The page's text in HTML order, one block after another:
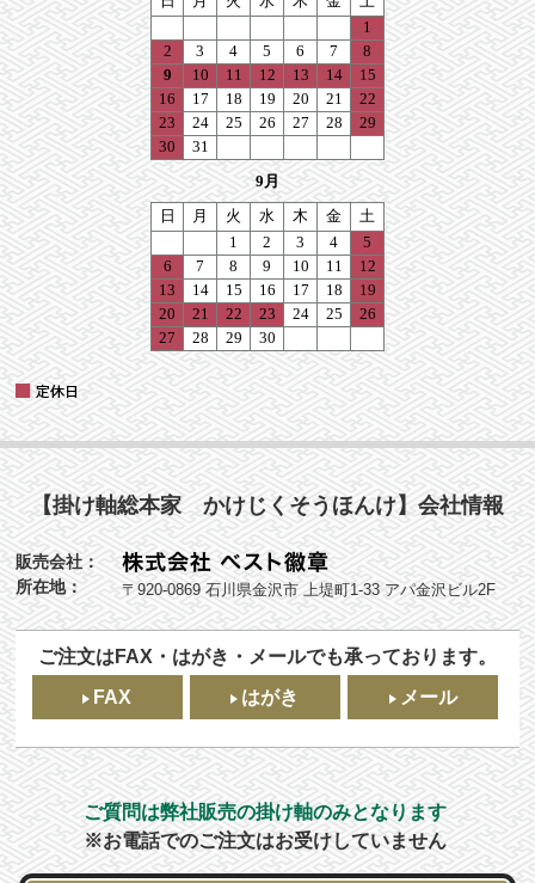
【掛け軸総本家 かけじくそうほんけ】会社情報
販売会社：
所在地：
〒920-0869 石川県金沢市 上堤町1-33 アパ金沢ビル2F
ご注文はFAX・はがき・メールでも承っております。
FAX
はがき メール
ご質問は弊社販売の掛け軸のみとなります
※お電話でのご注文はお受けしていません